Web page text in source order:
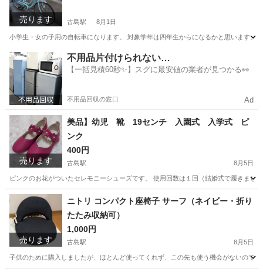
売ります 古島駅 8月1日
小学生・女の子用の自転車になります。 対象学年は四年生からになるかと思います。
沖縄 那覇市 古島駅 クロスバイク
不用品片付けられない…
【一括見積60秒✨】スグに最安値の業者が見つかる👀
不用品回収の窓口 Ad
売ります
美品】幼児 靴 19センチ 入園式 入学式 ピ
ンク
400円
古島駅 8月5日
ピンクのお花がついたセレモニーシューズです。 使用回数は１回（結婚式で履きま
沖縄 那覇市 古島駅 入学式
売ります
ニトリ コンパクト座椅子 サーフ（ネイビー・折り
たたみ収納可）
1,000円
古島駅 8月5日
子供のために購入しましたが、ほとんど使ってくれず、この先も使う機会がないので